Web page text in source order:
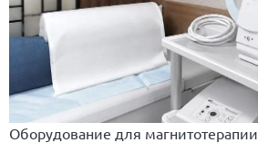
Оборудование для магнитотерапии